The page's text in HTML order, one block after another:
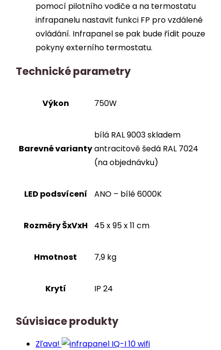
pomocí pilotního vodiče a na termostatu
infrapanelu nastavit funkci FP pro vzdálené
ovládání. Infrapanel se pak bude řídit pouze
pokyny externího termostatu.
Technické parametry
Výkon 750W
Barevné varianty
bílá RAL 9003 skladem
antracitově šedá RAL 7024
(na objednávku)
LED podsvícení ANO – bílé 6000K
Rozměry ŠxVxH 45 x 95 x 11 cm
Hmotnost 7,9 kg
Krytí IP 24
Súvisiace produkty
Zľava!